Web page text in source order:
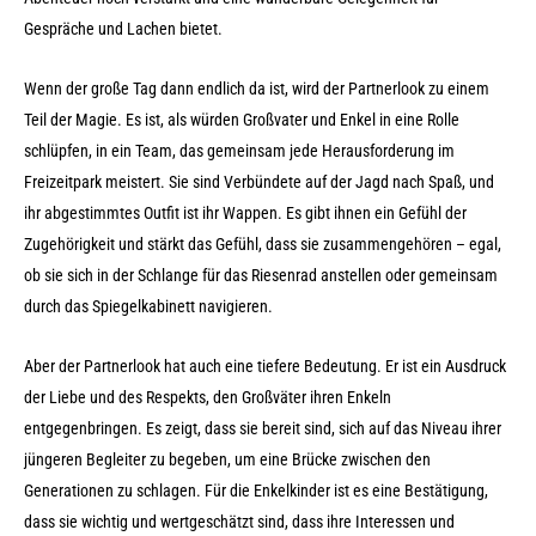
Gespräche und Lachen bietet.
Wenn der große Tag dann endlich da ist, wird der Partnerlook zu einem
Teil der Magie. Es ist, als würden Großvater und Enkel in eine Rolle
schlüpfen, in ein Team, das gemeinsam jede Herausforderung im
Freizeitpark meistert. Sie sind Verbündete auf der Jagd nach Spaß, und
ihr abgestimmtes Outfit ist ihr Wappen. Es gibt ihnen ein Gefühl der
Zugehörigkeit und stärkt das Gefühl, dass sie zusammengehören – egal,
ob sie sich in der Schlange für das Riesenrad anstellen oder gemeinsam
durch das Spiegelkabinett navigieren.
Aber der Partnerlook hat auch eine tiefere Bedeutung. Er ist ein Ausdruck
der Liebe und des Respekts, den Großväter ihren Enkeln
entgegenbringen. Es zeigt, dass sie bereit sind, sich auf das Niveau ihrer
jüngeren Begleiter zu begeben, um eine Brücke zwischen den
Generationen zu schlagen. Für die Enkelkinder ist es eine Bestätigung,
dass sie wichtig und wertgeschätzt sind, dass ihre Interessen und